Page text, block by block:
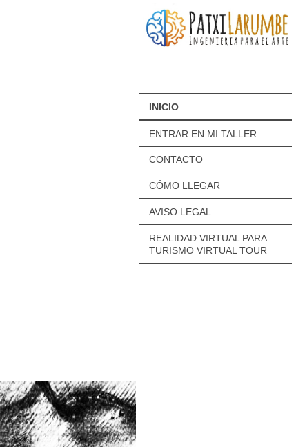
INICIO
ENTRAR EN MI TALLER
CONTACTO
CÓMO LLEGAR
AVISO LEGAL
REALIDAD VIRTUAL PARA
TURISMO VIRTUAL TOUR